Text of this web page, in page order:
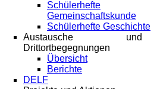
Schülerhefte
Gemeinschaftskunde
Schülerhefte Geschichte
Austausche und
Drittortbegegnungen
Übersicht
Berichte
DELF